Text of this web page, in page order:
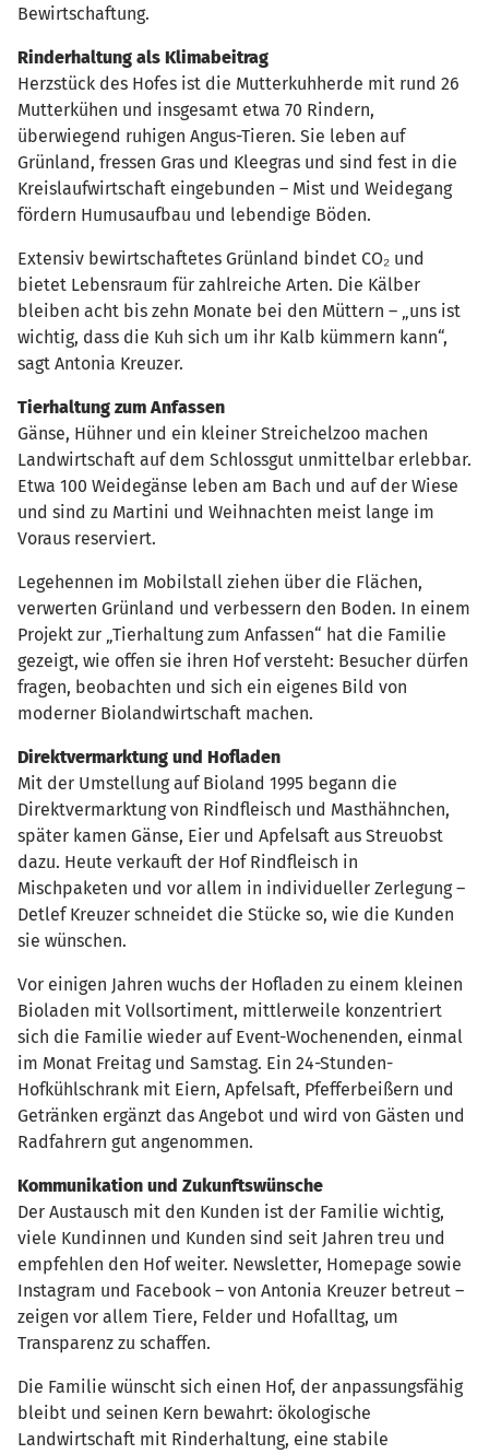
Bewirtschaftung.
Rinderhaltung als Klimabeitrag
Herzstück des Hofes ist die Mutterkuhherde mit rund 26
Mutterkühen und insgesamt etwa 70 Rindern,
überwiegend ruhigen Angus-Tieren. Sie leben auf
Grünland, fressen Gras und Kleegras und sind fest in die
Kreislaufwirtschaft eingebunden – Mist und Weidegang
fördern Humusaufbau und lebendige Böden.
Extensiv bewirtschaftetes Grünland bindet CO₂ und
bietet Lebensraum für zahlreiche Arten. Die Kälber
bleiben acht bis zehn Monate bei den Müttern – „uns ist
wichtig, dass die Kuh sich um ihr Kalb kümmern kann“,
sagt Antonia Kreuzer.
Tierhaltung zum Anfassen
Gänse, Hühner und ein kleiner Streichelzoo machen
Landwirtschaft auf dem Schlossgut unmittelbar erlebbar.
Etwa 100 Weidegänse leben am Bach und auf der Wiese
und sind zu Martini und Weihnachten meist lange im
Voraus reserviert.
Legehennen im Mobilstall ziehen über die Flächen,
verwerten Grünland und verbessern den Boden. In einem
Projekt zur „Tierhaltung zum Anfassen“ hat die Familie
gezeigt, wie offen sie ihren Hof versteht: Besucher dürfen
fragen, beobachten und sich ein eigenes Bild von
moderner Biolandwirtschaft machen.
Direktvermarktung und Hofladen
Mit der Umstellung auf Bioland 1995 begann die
Direktvermarktung von Rindfleisch und Masthähnchen,
später kamen Gänse, Eier und Apfelsaft aus Streuobst
dazu. Heute verkauft der Hof Rindfleisch in
Mischpaketen und vor allem in individueller Zerlegung –
Detlef Kreuzer schneidet die Stücke so, wie die Kunden
sie wünschen.
Vor einigen Jahren wuchs der Hofladen zu einem kleinen
Bioladen mit Vollsortiment, mittlerweile konzentriert
sich die Familie wieder auf Event-Wochenenden, einmal
im Monat Freitag und Samstag. Ein 24-Stunden-
Hofkühlschrank mit Eiern, Apfelsaft, Pfefferbeißern und
Getränken ergänzt das Angebot und wird von Gästen und
Radfahrern gut angenommen.
Kommunikation und Zukunftswünsche
Der Austausch mit den Kunden ist der Familie wichtig,
viele Kundinnen und Kunden sind seit Jahren treu und
empfehlen den Hof weiter. Newsletter, Homepage sowie
Instagram und Facebook – von Antonia Kreuzer betreut –
zeigen vor allem Tiere, Felder und Hofalltag, um
Transparenz zu schaffen.
Die Familie wünscht sich einen Hof, der anpassungsfähig
bleibt und seinen Kern bewahrt: ökologische
Landwirtschaft mit Rinderhaltung, eine stabile